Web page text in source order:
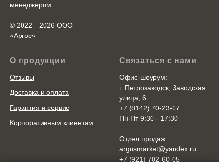
менеджером.
© 2022—2026 ООО
«Аргоc»
О продукции
Отзывы
Доставка и оплата
Гарантия и сервис
Корпоративным клиентам
Связаться с нами
Офис-шоурум:
г. Петрозаводск, Заводская
улица, 6
+7 (8142) 70-23-97
Пн-Пт 9:30 - 17:30
Отдел продаж:
argosmarket@yandex.ru
+7 (921) 702-60-05